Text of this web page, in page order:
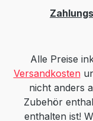
Alle Preise
Versandkosten
nicht anders
Zubehör
enthalten ist!